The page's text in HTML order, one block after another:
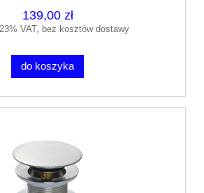
139,00 zł
VAT, bez kosztów dostawy
do koszyka